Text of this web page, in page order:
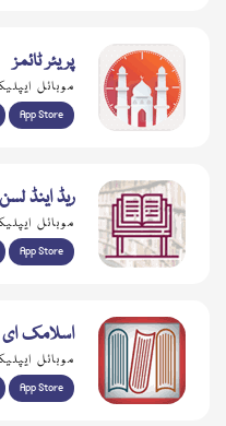
پریئر ٹائمز
موبائل
App Store
ریڈ اینڈ لسن
موبائل
App Store
اسلامک ای
موبائل
App Store